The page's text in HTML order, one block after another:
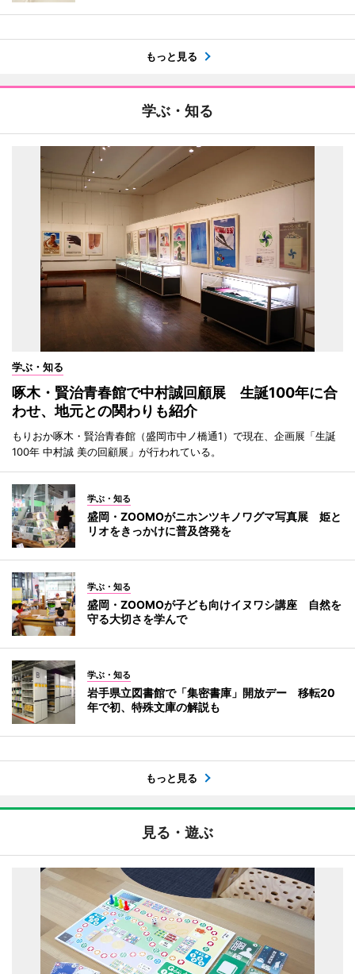
もっと見る
学ぶ・知る
学ぶ・知る
啄木・賢治青春館で中村誠回顧展 生誕100年に合
わせ、地元との関わりも紹介
もりおか啄木・賢治青春館（盛岡市中ノ橋通1）で現在、企画展「生誕
100年 中村誠 美の回顧展」が行われている。
学ぶ・知る
盛岡・ZOOMOがニホンツキノワグマ写真展 姫と
リオをきっかけに普及啓発を
学ぶ・知る
盛岡・ZOOMOが子ども向けイヌワシ講座 自然を
守る大切さを学んで
学ぶ・知る
岩手県立図書館で「集密書庫」開放デー 移転20
年で初、特殊文庫の解説も
もっと見る
見る・遊ぶ